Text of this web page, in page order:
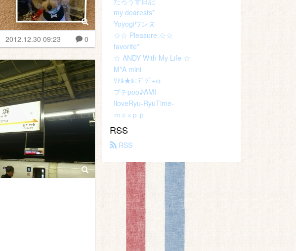
2012.12.30 09:23 0
my dearests*
Yoyogiワンヌ
☆☆ Pleasure ☆☆
favorite*
☆ ANDY With My Life ☆
M*A mini
ﾘｱﾙ★ﾙﾆﾃﾞｼﾞ+α
プチpoo♪AMI
IloveRyu-RyuTime-
ｍｃ×ｐｐ
RSS
RSS